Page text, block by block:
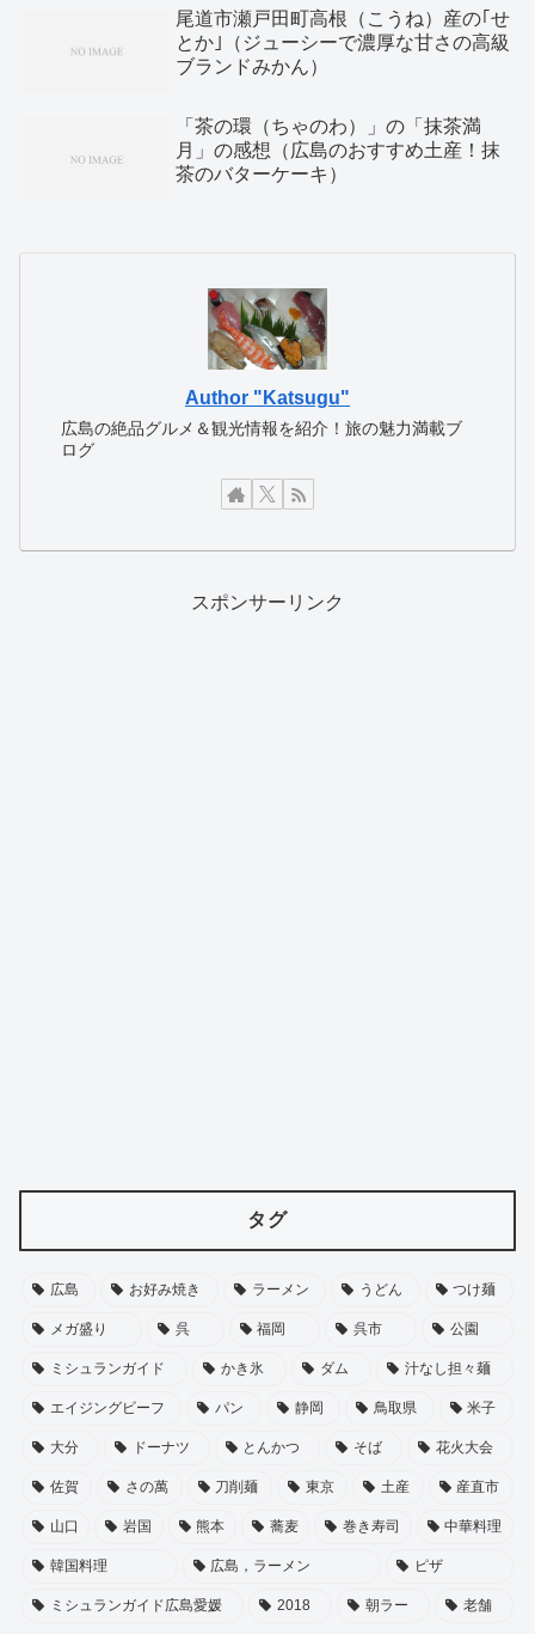
尾道市瀬戸田町高根（こうね）産の｢せ
とか｣（ジューシーで濃厚な甘さの高級
ブランドみかん）
「茶の環（ちゃのわ）」の「抹茶満
月」の感想（広島のおすすめ土産！抹
茶のバターケーキ）
Author "Katsugu"
広島の絶品グルメ＆観光情報を紹介！旅の魅力満載ブ
ログ
スポンサーリンク
タグ
広島 お好み焼き ラーメン うどん つけ麺
メガ盛り 呉 福岡 呉市 公園
ミシュランガイド かき氷 ダム 汁なし担々麺
エイジングビーフ パン 静岡 鳥取県 米子
大分 ドーナツ とんかつ そば 花火大会
佐賀 さの萬 刀削麺 東京 土産 産直市
山口 岩国 熊本 蕎麦 巻き寿司 中華料理
韓国料理 広島，ラーメン ピザ
ミシュランガイド広島愛媛 2018 朝ラー 老舗